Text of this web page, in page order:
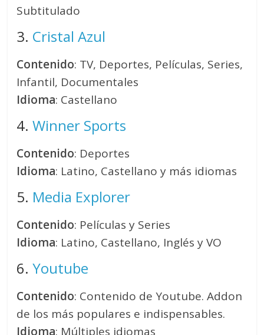
Subtitulado
3. Cristal Azul
Contenido: TV, Deportes, Películas, Series,
Infantil, Documentales
Idioma: Castellano
4.Winner Sports
Contenido: Deportes
Idioma: Latino, Castellano y más idiomas
5. Media Explorer
Contenido: Películas y Series
Idioma: Latino, Castellano, Inglés y VO
6.Youtube
Contenido: Contenido de Youtube. Addon
de los más populares e indispensables.
Idioma: Múltiples idiomas